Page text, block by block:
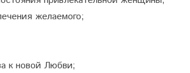
желаемого;
к новой Любви;